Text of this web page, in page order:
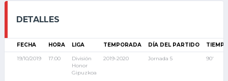
DETALLES
FECHA HORA LIGA TEMPORADA DÍA DEL PARTIDO
19/10/2019 17:00
División
Honor
Gipuzkoa
2019-2020 Jornada 5 90'